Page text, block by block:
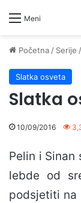
Meni
Početna/ Serije /
Slatka osveta
Slatka
10/09/2016
Pelin i
lebde od
podsjetiti na